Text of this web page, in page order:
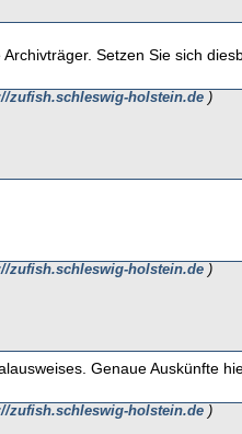
Setzen Sie sich
zufish.schleswig-holstein.de )
zufish.schleswig-holstein.de )
Genaue Auskünfte
zufish.schleswig-holstein.de )